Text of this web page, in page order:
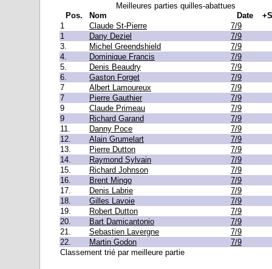
Meilleures parties quilles-abattues
Pos.
Nom Date
1
Claude St-Pierre
7/9
1
Dany Deziel
7/9
3.
Michel Greendshield
7/9
4.
Dominique Francis
7/9
5.
Denis Beaudry
7/9
6.
Gaston Forget
7/9
7
Albert Lamoureux
7/9
7
Pierre Gauthier
7/9
9
Claude Primeau
7/9
9
Richard Garand
7/9
11.
Danny Poce
7/9
12.
Alain Grumelart
7/9
13.
Pierre Dutton
7/9
14.
Raymond Sylvain
7/9
15.
Richard Johnson
7/9
16.
Brent Mingo
7/9
17.
Denis Labrie
7/9
18.
Gilles Lavoie
7/9
19.
Robert Dutton
7/9
20.
Bart Damicantonio
7/9
21.
Sebastien Lavergne
7/9
22.
Martin Godon
7/9
Classement trié par meilleure partie